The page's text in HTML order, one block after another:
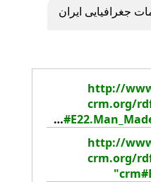
جغرافیایی ایران
"http://
crm.org/
crm#E22.Man_Made_Object"
"http://
crm.org/